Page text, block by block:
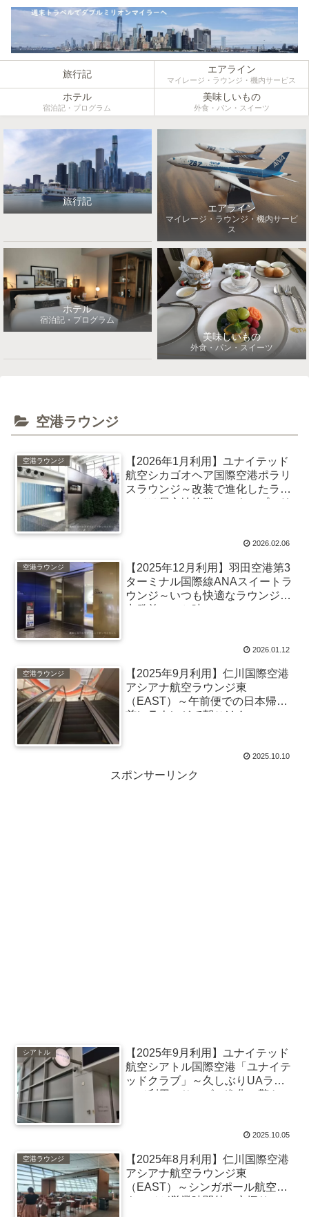
旅行記 エアライン
マイレージ・ラウンジ・機内サービス
ホテル
宿泊記・プログラム
美味しいもの
外食・パン・スイーツ
旅行記
エアライン
マイレージ・ラウンジ・機内サービ
ス
ホテル
宿泊記・プログラム
美味しいもの
外食・パン・スイーツ
空港ラウンジ
空港ラウンジ
【2026年1月利用】ユナイテッド
航空シカゴオヘア国際空港ポラリ
スラウンジ～改装で進化したラウ
ンジは居心地抜群、スナップエリ
2026.02.06
空港ラウンジ
【2025年12月利用】羽田空港第3
ターミナル国際線ANAスイートラ
ウンジ～いつも快適なラウンジで
出発前のひと時
2026.01.12
空港ラウンジ
【2025年9月利用】仁川国際空港
アシアナ航空ラウンジ東
（EAST）～午前便での日本帰国
前にラウンジで朝ごはん
2025.10.10
スポンサーリンク
シアトル
【2025年9月利用】ユナイテッド
航空シアトル国際空港「ユナイテ
ッドクラブ」～久しぶりUAラウ
ンジ利用、サービス進化に驚き
2025.10.05
空港ラウンジ
【2025年8月利用】仁川国際空港
アシアナ航空ラウンジ東
（EAST）～シンガポール航空ラ
ウンジが営業時間外で空振り、ア